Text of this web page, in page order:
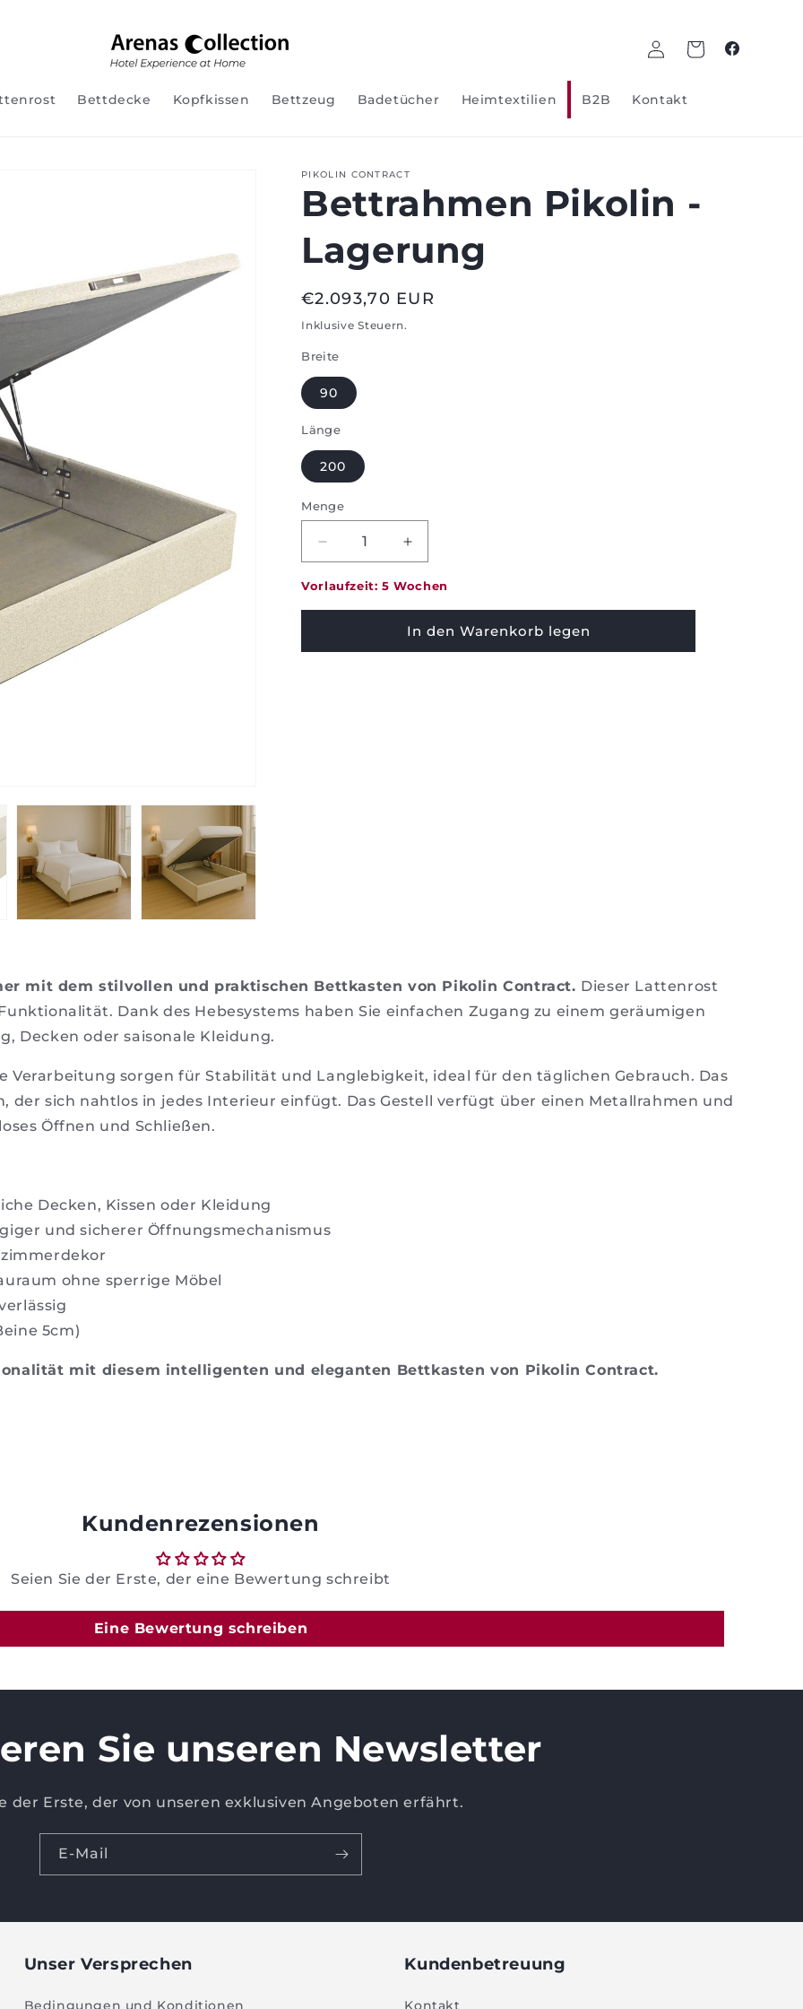
Bettdecke Kopfkissen Bettzeug Badetücher Heimtextilien B2B Kontakt
Log
in
Wagen
Facebook
PIKOLIN CONTRACT
Bettrahmen Pikolin -
Lagerung
Regulärer
Preis
€2.093,70 EUR
Inklusive Steuern.
Breite
90
Länge
200
Menge
Menge
verringern
für
Bettkasten
Menge
erhöhen
für
Bettkasten
Pikolin
Vorlaufzeit: 5 Wochen
In den Warenkorb legen
mit dem stilvollen und praktischen Bettkasten von Pikolin Contract. Dieser Lattenrost
Dank des Hebesystems haben Sie einfachen Zugang zu einem geräumigen
Decken oder saisonale Kleidung.
sorgen für Stabilität und Langlebigkeit, ideal für den täglichen Gebrauch. Das
der sich nahtlos in jedes Interieur einfügt. Das Gestell verfügt über einen Metallrahmen und
Öffnen und Schließen.
Decken, Kissen oder Kleidung
und sicherer Öffnungsmechanismus
ohne sperrige Möbel
5cm)
mit diesem intelligenten und eleganten Bettkasten von Pikolin Contract.
Kundenrezensionen
Seien Sie der Erste, der eine Bewertung schreibt
Eine Bewertung schreiben
Sie unseren Newsletter
der Erste, der von unseren exklusiven Angeboten erfährt.
E-Mail
Unser Versprechen
Bedingungen und Konditionen
Kundenbetreuung
Kontakt